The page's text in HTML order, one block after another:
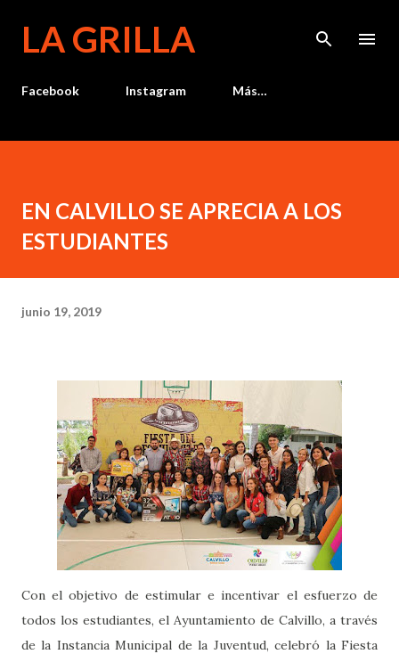
LA GRILLA
Facebook Instagram Más…
EN CALVILLO SE APRECIA A LOS
ESTUDIANTES
junio 19, 2019
Con el objetivo de estimular e incentivar el esfuerzo de
todos los estudiantes, el Ayuntamiento de Calvillo, a través
de la Instancia Municipal de la Juventud, celebró la Fiesta